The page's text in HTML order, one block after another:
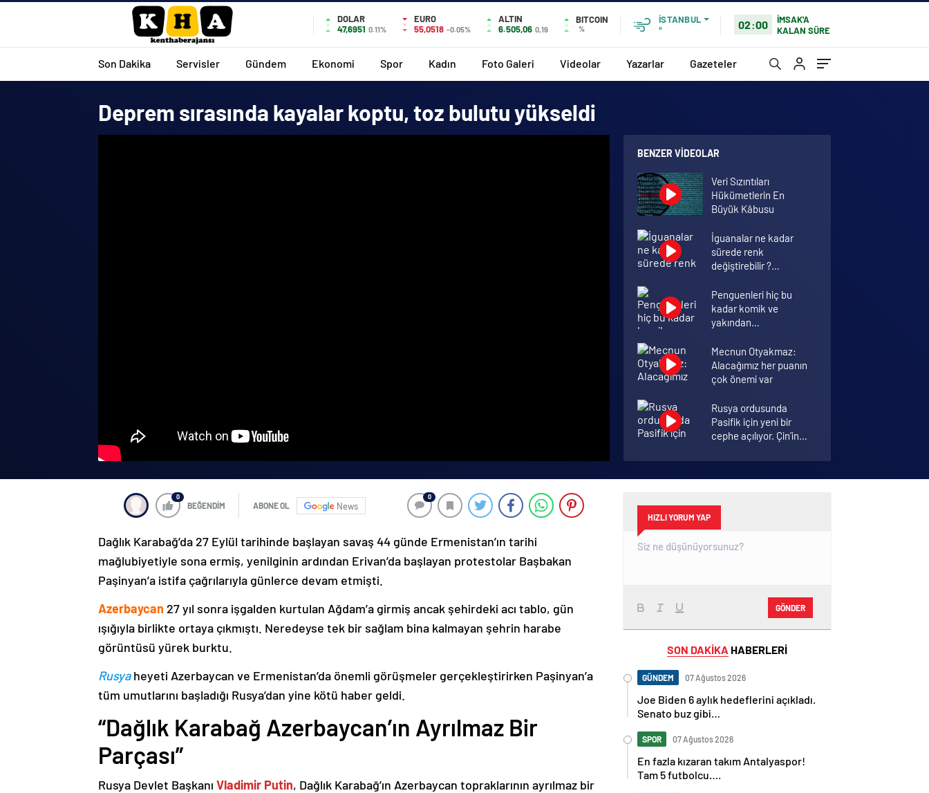
DOLAR
47,6951 0.11%
EURO
55,0518 -0.05%
ALTIN
6.505,06 0,19
BITCOIN
%
İSTANBUL
°
02:00
İMSAK'A
KALAN SÜRE
Son Dakika Servisler Gündem Ekonomi Spor Kadın Foto Galeri Videolar Yazarlar Gazeteler
Deprem sırasında kayalar koptu, toz bulutu yükseldi
BENZER VIDEOLAR
Veri Sızıntıları
Hükümetlerin En
Büyük Kâbusu
İguanalar ne kadar
sürede renk
değiştirebilir ?
Penguenleri hiç bu
kadar komik ve
yakından
Mecnun Otyakmaz:
Alacağımız her puanın
çok önemi var
Rusya ordusunda
Pasifik için yeni bir
cephe açılıyor. Çin’in
Şenol Güneş: Arda
Turan Milli Takım
0
BEĞENDİM ABONE OL News
0
Dağlık Karabağ’da 27 Eylül tarihinde başlayan savaş 44 günde Ermenistan’ın tarihi
mağlubiyetiyle sona ermiş, yenilginin ardından Erivan’da başlayan protestolar Başbakan
Paşinyan’a istifa çağrılarıyla günlerce devam etmişti.
Azerbaycan 27 yıl sonra işgalden kurtulan Ağdam’a girmiş ancak şehirdeki acı tablo, gün
ışığıyla birlikte ortaya çıkmıştı. Neredeyse tek bir sağlam bina kalmayan şehrin harabe
görüntüsü yürek burktu.
Rusyaheyeti Azerbaycan ve Ermenistan’da önemli görüşmeler gerçekleştirirken Paşinyan’a
tüm umutlarını başladığı Rusya’dan yine kötü haber geldi.
“Dağlık Karabağ Azerbaycan’ın Ayrılmaz Bir
Parçası”
Rusya Devlet Başkanı Vladimir Putin, Dağlık Karabağ’ın Azerbaycan topraklarının ayrılmaz bir
HIZLI YORUM YAP
GÖNDER
SON DAKİKA HABERLERİ
GÜNDEM 07 Ağustos 2026
Joe Biden 6 aylık hedeflerini açıkladı.
Senato buz gibi…
SPOR 07 Ağustos 2026
En fazla kızaran takım Antalyaspor!
Tam 5 futbolcu….